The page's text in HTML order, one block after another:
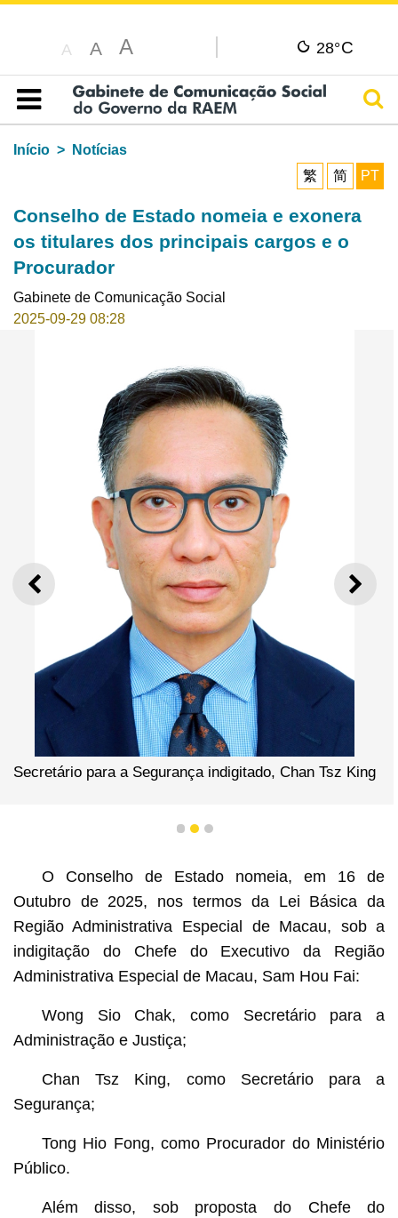
A A A 28°C
Índice
Início
Notícias
繁
简 PT
Conselho de Estado nomeia e exonera
os titulares dos principais cargos e o
Procurador
Gabinete de Comunicação Social
2025-09-29 08:28
ANTERIOR
Secretário para a Segurança indigitado, Chan Tsz King
1 2 3
O Conselho de Estado nomeia, em 16 de
Outubro de 2025, nos termos da Lei Básica da
Região Administrativa Especial de Macau, sob a
indigitação do Chefe do Executivo da Região
Administrativa Especial de Macau, Sam Hou Fai:
Wong Sio Chak, como Secretário para a
Administração e Justiça;
Chan Tsz King, como Secretário para a
Segurança;
Tong Hio Fong, como Procurador do Ministério
Público.
Além disso, sob proposta do Chefe do